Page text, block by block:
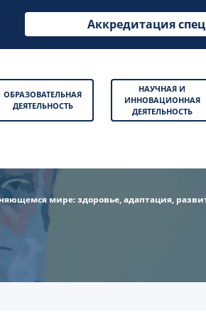
Аккредитация
ОБРАЗОВАТЕЛЬНАЯ
ДЕЯТЕЛЬНОСТЬ
НАУЧНАЯ И
ИННОВАЦИОННАЯ
ДЕЯТЕЛЬНОСТЬ
мире: здоровье, адаптация,